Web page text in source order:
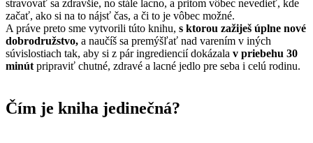
stravovať sa zdravšie, no stále lacno, a pritom vôbec nevedieť, kde
začať, ako si na to nájsť čas, a či to je vôbec možné.
A práve preto sme vytvorili túto knihu, s ktorou zažiješ úplne nové
dobrodružstvo, a naučíš sa premýšľať nad varením v iných
súvislostiach tak, aby si z pár ingrediencií dokázala v priebehu 30
minút pripraviť chutné, zdravé a lacné jedlo pre seba i celú rodinu.
Čím je kniha jedinečná?